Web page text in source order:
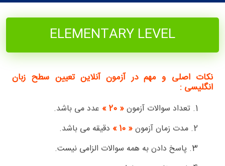
ELEMENTARY LEVEL
نکات اصلی و مهم در آزمون آنلاین تعیین سطح زبان
انگلیسی :
1. تعداد سوالات آزمون « 20 »
عدد می باشد.
2. مدت زمان آزمون
« 10 »
دقیقه می باشد.
3. پاسخ دادن به همه سوالات الزامی نیست.